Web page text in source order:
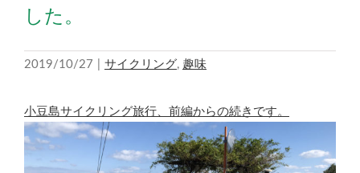
した。
2019/10/27 サイクリング, 趣味
小豆島サイクリング旅行、前編からの続きです。